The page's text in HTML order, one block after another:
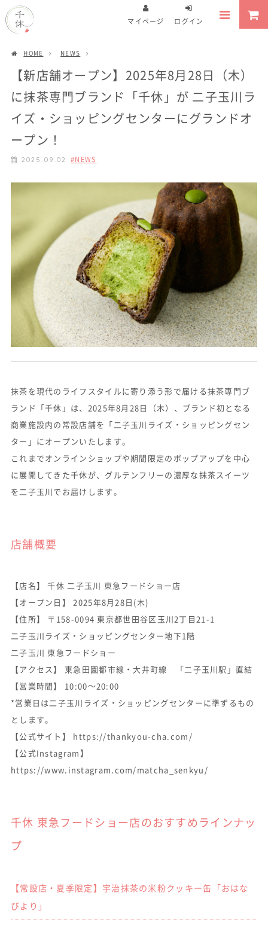
ログイン
マイページ
HOME NEWS
【新店舗オープン】2025年8月28日（木）
に抹茶専門ブランド「千休」が 二子玉川ラ
イズ・ショッピングセンターにグランドオ
ープン！
2025.09.02 NEWS
抹茶を現代のライフスタイルに寄り添う形で届ける抹茶専門ブ
ランド「千休」は、2025年8月28日（木）、ブランド初となる
商業施設内の常設店舗を「二子玉川ライズ・ショッピングセン
ター」にオープンいたします。
これまでオンラインショップや期間限定のポップアップを中心
に展開してきた千休が、グルテンフリーの濃厚な抹茶スイーツ
を二子玉川でお届けします。
店舗概要
【店名】 千休 二子玉川 東急フードショー店
【オープン日】 2025年8月28日(木)
【住所】 〒158-0094 東京都世田谷区玉川2丁目21-1
二子玉川ライズ・ショッピングセンター地下1階
二子玉川 東急フードショー
【アクセス】 東急田園都市線・大井町線 「二子玉川駅」直結
【営業時間】 10:00〜20:00
*営業日は二子玉川ライズ・ショッピングセンターに準ずるもの
とします。
【公式サイト】 https://thankyou-cha.com/
【公式Instagram】
https://www.instagram.com/matcha_senkyu/
千休 東急フードショー店のおすすめラインナッ
プ
【常設店・夏季限定】宇治抹茶の米粉クッキー缶「おはな
びより」